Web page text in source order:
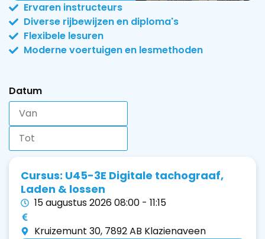
Ervaren instructeurs
Diverse rijbewijzen en diploma's
Flexibele lesuren
Moderne voertuigen en lesmethoden
Datum
Cursus: U45-3E Digitale tachograaf,
Laden & lossen
15 augustus 2026 08:00 - 11:15
Kruizemunt 30, 7892 AB Klazienaveen